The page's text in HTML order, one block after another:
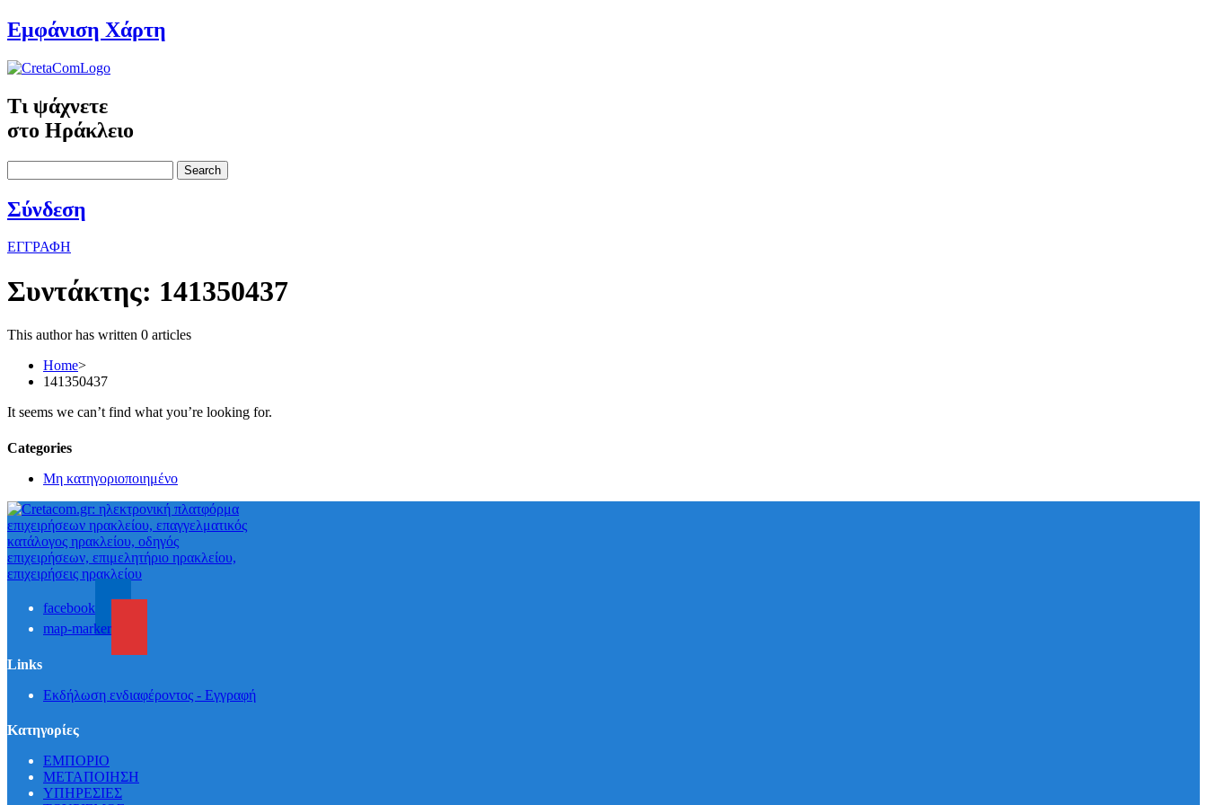
Εμφάνιση Χάρτη
Τι ψάχνετε
στο Ηράκλειο
Search
Σύνδεση
ΕΓΓΡΑΦΗ
Συντάκτης: 141350437
This author has written 0 articles
Home>
141350437
It seems we can’t find what you’re looking for.
Categories
Μη κατηγοριοποιημένο
facebook
map-marker
Links
Εκδήλωση ενδιαφέροντος - Εγγραφή
Κατηγορίες
ΕΜΠΟΡΙΟ
ΜΕΤΑΠΟΙΗΣΗ
ΥΠΗΡΕΣΙΕΣ